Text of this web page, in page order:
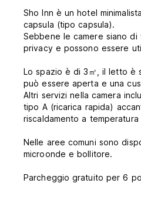
Sho Inn è un hotel
capsula (tipo capsula).
Sebbene le camere siano
privacy e possono essere
Lo spazio è di 3㎡, il letto è
può essere aperta e una
Altri servizi nella camera
tipo A (ricarica rapida)
riscaldamento a
Nelle aree comuni sono
microonde e bollitore.
Parcheggio gratuito per 6